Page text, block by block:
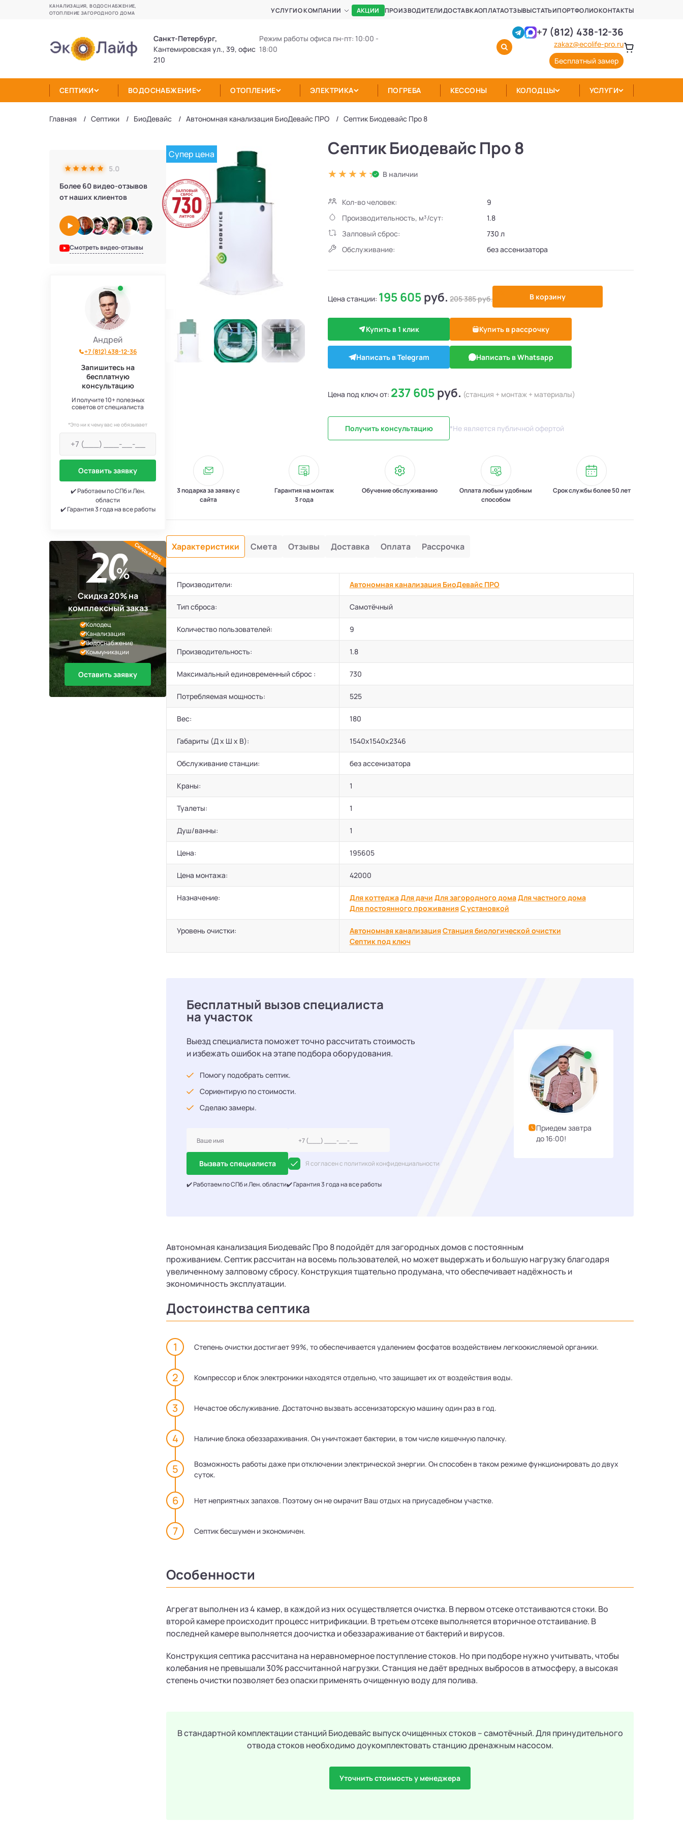
КАНАЛИЗАЦИЯ, ВОДОСНАБЖЕНИЕ,
ОТОПЛЕНИЕ ЗАГОРОДНОГО ДОМА
УСЛУГИО КОМПАНИИ АКЦИИ ПРОИЗВОДИТЕЛИДОСТАВКАОПЛАТАОТЗЫВЫСТАТЬИПОРТФОЛИОКОНТАКТЫ
Санкт-Петербург,
Кантемировская ул., 39, офис
210
Режим работы офиса пн-пт: 10:00 -
18:00
+7 (812) 438-12-36
zakaz@ecolife-pro.ru
Бесплатный замер
СЕПТИКИ ВОДОСНАБЖЕНИЕ ОТОПЛЕНИЕ ЭЛЕКТРИКА ПОГРЕБА КЕССОНЫ КОЛОДЦЫ УСЛУГИ
Главная Септики БиоДевaйс Автономная канализация БиоДевaйс ПРО Септик Биодевайс Про 8
5.0
Более 60 видео-отзывов
от наших клиентов
Смотреть видео-отзывы
Андрей
+7 (812) 438-12-36
Запишитесь на
бесплатную
консультацию
И получите 10+ полезных
советов от специалиста
*Это ни к чему вас не обязывает
Оставить заявку
✔️ Работаем по СПб и Лен.
области
✔️ Гарантия 3 года на все работы
Скидка 20% на
комплексный заказ
Колодец
Канализация
Водоснабжение
Коммуникации
Оставить заявку
Скидка 20%
Супер цена Септик Биодевайс Про 8
В наличии
Кол-во человек:
9
Производительность, м³/сут:
1.8
Залповый сброс:
730 л
Обслуживание:
без ассенизатора
Цена станции: 195 605руб. 205 385руб. В корзину
Купить в 1 клик Купить в рассрочку
Написать в Telegram Написать в Whatsapp
Цена под ключ от: 237 605руб. (станция + монтаж + материалы)
Получить консультацию *Не является публичной офертой
3 подарка за заявку с
сайта
Гарантия на монтаж
3 года
Обучение обслуживанию
Оплата любым удобным
способом
Срок службы более 50 лет
Характеристики Смета Отзывы Доставка Оплата Рассрочка
Производители: Автономная канализация БиоДевaйс ПРО
Тип сброса: Самотёчный
Количество пользователей: 9
Производительность: 1.8
Максимальный единовременный сброс : 730
Потребляемая мощность: 525
Вес: 180
Габариты (Д х Ш х В): 1540х1540х2346
Обслуживание станции: без ассенизатора
Краны: 1
Туалеты: 1
Душ/ванны: 1
Цена: 195605
Цена монтажа: 42000
Назначение: Для коттеджаДля дачи Для загородного домаДля частного дома
Для постоянного проживанияС установкой
Уровень очистки: Автономная канализацияСтанция биологической очистки
Септик под ключ
Бесплатный вызов специалиста
на участок
Выезд специалиста поможет точно рассчитать стоимость
и избежать ошибок на этапе подбора оборудования.
Помогу подобрать септик.
Сориентирую по стоимости.
Сделаю замеры.
Вызвать специалиста Я согласен с политикой конфиденциальности
✔️ Работаем по СПб и Лен. области✔️ Гарантия 3 года на все работы
Приедем завтра
до 16:00!
Автономная канализация Биодевайс Про 8 подойдёт для загородных домов с постоянным
проживанием. Септик рассчитан на восемь пользователей, но может выдержать и большую нагрузку благодаря
увеличенному залповому сбросу. Конструкция тщательно продумана, что обеспечивает надёжность и
экономичность эксплуатации.
Достоинства септика
Степень очистки достигает 99%, то обеспечивается удалением фосфатов воздействием легкоокисляемой органики.
Компрессор и блок электроники находятся отдельно, что защищает их от воздействия воды.
Нечастое обслуживание. Достаточно вызвать ассенизаторскую машину один раз в год.
Наличие блока обеззараживания. Он уничтожает бактерии, в том числе кишечную палочку.
Возможность работы даже при отключении электрической энергии. Он способен в таком режиме функционировать до двух
суток.
Нет неприятных запахов. Поэтому он не омрачит Ваш отдых на приусадебном участке.
Септик бесшумен и экономичен.
Особенности
Агрегат выполнен из 4 камер, в каждой из них осуществляется очистка. В первом отсеке отстаиваются стоки. Во
второй камере происходит процесс нитрификации. В третьем отсеке выполняется вторичное отстаивание. В
последней камере выполняется доочистка и обеззараживание от бактерий и вирусов.
Конструкция септика рассчитана на неравномерное поступление стоков. Но при подборе нужно учитывать, чтобы
колебания не превышали 30% рассчитанной нагрузки. Станция не даёт вредных выбросов в атмосферу, а высокая
степень очистки позволяет без опаски применять очищенную воду для полива.
В стандартной комплектации станций Биодевайс выпуск очищенных стоков – самотёчный. Для принудительного
отвода стоков необходимо доукомплектовать станцию дренажным насосом.
Уточнить стоимость у менеджера